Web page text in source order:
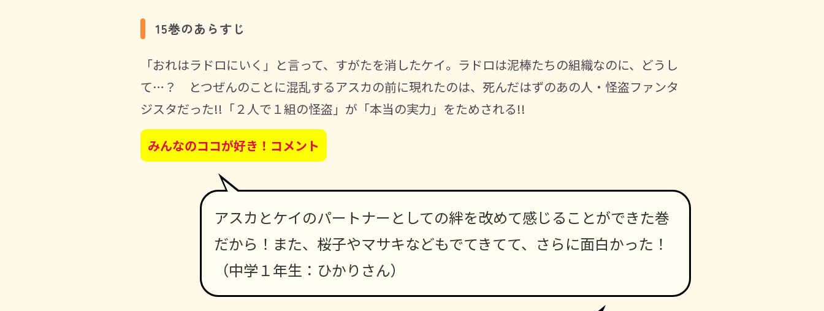
15巻のあらすじ
「おれはラドロにいく」と言って、すがたを消したケイ。ラドロは泥棒たちの組織なのに、どうし
て…？ とつぜんのことに混乱するアスカの前に現れたのは、死んだはずのあの人・怪盗ファンタ
ジスタだった!!「２人で１組の怪盗」が「本当の実力」をためされる!!
みんなのココが好き！コメント
アスカとケイのパートナーとしての絆を改めて感じることができた巻
だから！また、桜子やマサキなどもでてきてて、さらに面白かった！
（中学１年生：ひかりさん）